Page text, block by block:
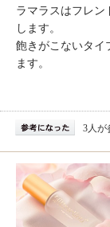
ラマラスはフレン
します。
飽きがこないタイ
ます。
3人が